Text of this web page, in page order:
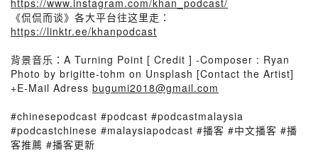
https://www.instagram.com/khan_podcast/
《侃侃而谈》各大平台往这里走：
https://linktr.ee/khanpodcast
背景音乐：A Turning Point [ Credit ] -Composer : Ryan
Photo by brigitte-tohm on Unsplash [Contact the Artist]
+E-Mail Adress bugumi2018@gmail.com
#chinesepodcast #podcast #podcastmalaysia
#podcastchinese #malaysiapodcast #播客 #中文播客 #播
客推薦 #播客更新